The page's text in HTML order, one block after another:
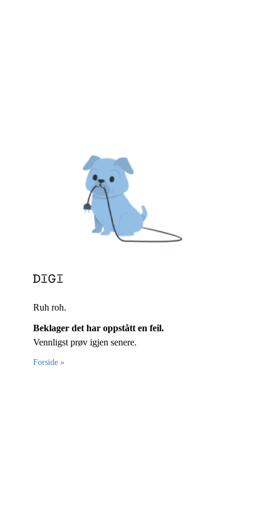
Ruh roh.
Beklager det har oppstått en feil.
Vennligst prøv igjen senere.
Forside »